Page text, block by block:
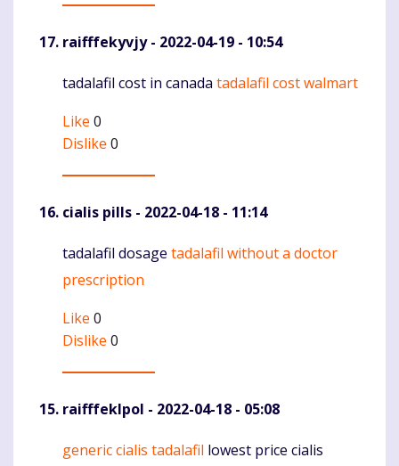
raifffekyvjy- 2022-04-19 - 10:54
Komentaras
tadalafil cost in canada tadalafil cost walmart
Like 0
Dislike 0
cialis pills - 2022-04-18 - 11:14
Komentaras
tadalafil dosage tadalafil without a doctor
prescription
Like 0
Dislike 0
raifffeklpol - 2022-04-18 - 05:08
Komentaras
generic cialis tadalafil lowest price cialis